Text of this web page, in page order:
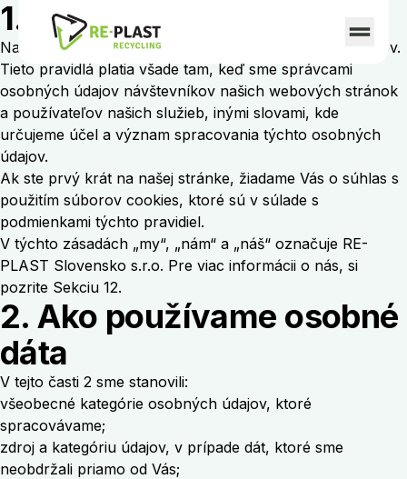
Prejsť na obsah
1. Úvod
Naše služby ponúkame iba osobám starším ako 16 rokov.
Tieto pravidlá platia všade tam, keď sme správcami
osobných údajov návštevníkov našich webových stránok
a používateľov našich služieb, inými slovami, kde
určujeme účel a význam spracovania týchto osobných
údajov.
Ak ste prvý krát na našej stránke, žiadame Vás o súhlas s
použitím súborov cookies, ktoré sú v súlade s
podmienkami týchto pravidiel.
V týchto zásadách „my“, „nám“ a „náš“ označuje RE-
PLAST Slovensko s.r.o. Pre viac informácii o nás, si
pozrite Sekciu 12.
2. Ako používame osobné
dáta
V tejto časti 2 sme stanovili:
všeobecné kategórie osobných údajov, ktoré
spracovávame;
zdroj a kategóriu údajov, v prípade dát, ktoré sme
neobdržali priamo od Vás;